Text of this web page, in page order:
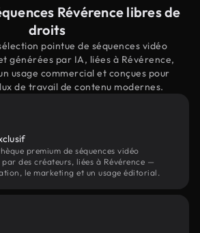
Révérence libres de
droits
pointue de séquences vidéo
générées par IA, liées à Révérence,
usage commercial et conçues pour
de travail de contenu modernes.
premium de séquences vidéo
des créateurs, liées à Révérence —
le marketing et un usage éditorial.